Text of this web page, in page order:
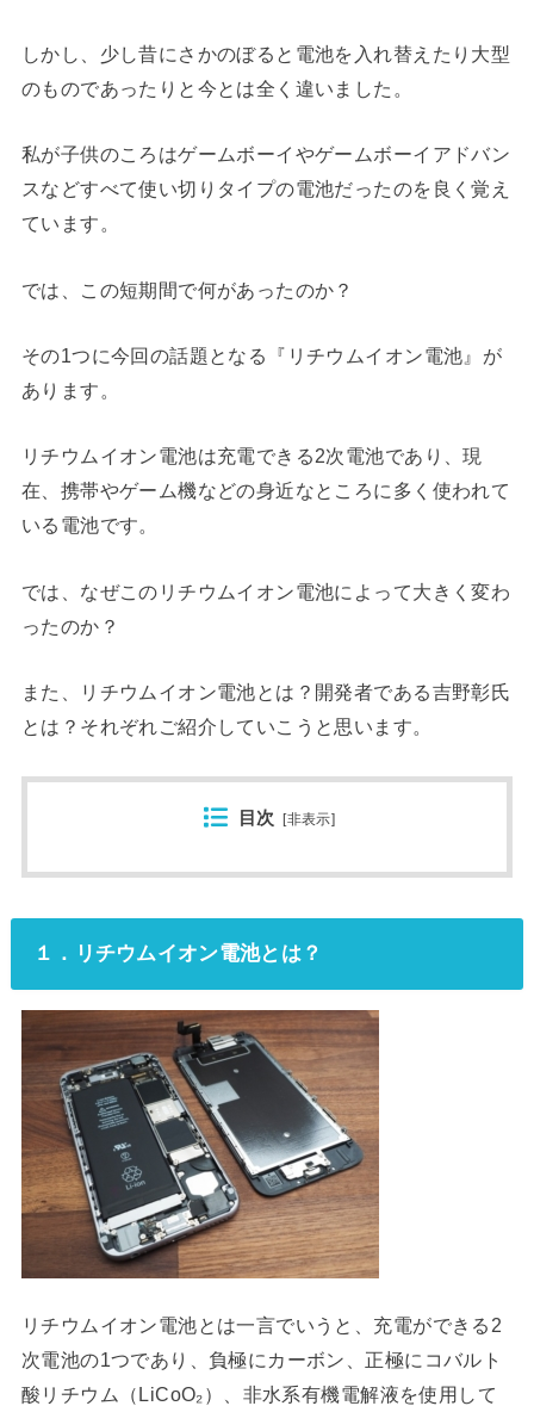
しかし、少し昔にさかのぼると電池を入れ替えたり大型
のものであったりと今とは全く違いました。
私が子供のころはゲームボーイやゲームボーイアドバン
スなどすべて使い切りタイプの電池だったのを良く覚え
ています。
では、この短期間で何があったのか？
その1つに今回の話題となる『リチウムイオン電池』が
あります。
リチウムイオン電池は充電できる2次電池であり、現
在、携帯やゲーム機などの身近なところに多く使われて
いる電池です。
では、なぜこのリチウムイオン電池によって大きく変わ
ったのか？
また、リチウムイオン電池とは？開発者である吉野彰氏
とは？それぞれご紹介していこうと思います。
目次 [非表示]
１．リチウムイオン電池とは？
リチウムイオン電池とは一言でいうと、充電ができる2
次電池の1つであり、負極にカーボン、正極にコバルト
酸リチウム（LiCoO₂）、非水系有機電解液を使用して